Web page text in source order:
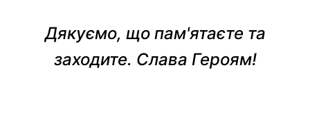
Дякуємо, що пам'ятаєте та
заходите. Слава Героям!